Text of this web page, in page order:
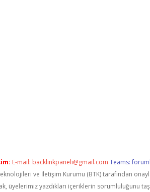
E-mail: backlinkpaneli@gmail.com Teams:
ve İletişim Kurumu (BTK) tarafından
üyelerimiz yazdıkları içeriklerin sorumluluğunu